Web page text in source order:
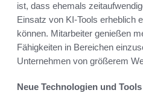
ist, dass ehemals
Einsatz von KI-Tools erheblich
können. Mitarbeiter genießen
Fähigkeiten in Bereichen
Unternehmen von größerem
Neue Technologien und Tools